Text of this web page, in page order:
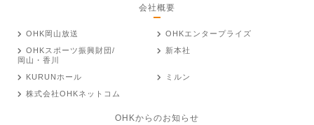
会社概要
OHK岡山放送
OHKエンタープライズ
OHKスポーツ振興財団/
岡山・香川
新本社
KURUNホール
ミルン
株式会社OHKネットコム
OHKからのお知らせ